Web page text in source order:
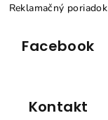
Reklamačný poriadok
Facebook
Kontakt